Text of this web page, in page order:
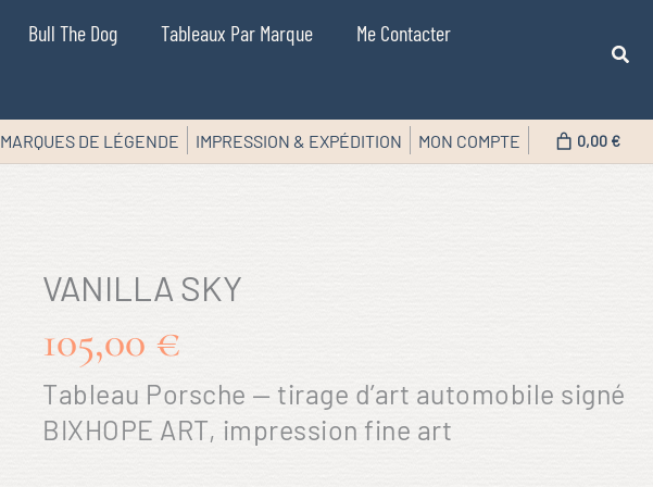
Bull The Dog Tableaux Par Marque Me Contacter
MARQUES DE LÉGENDE IMPRESSION & EXPÉDITION MON COMPTE 0,00 €
VANILLA SKY
105,00 €
Tableau Porsche — tirage d’art automobile signé
BIXHOPE ART, impression fine art